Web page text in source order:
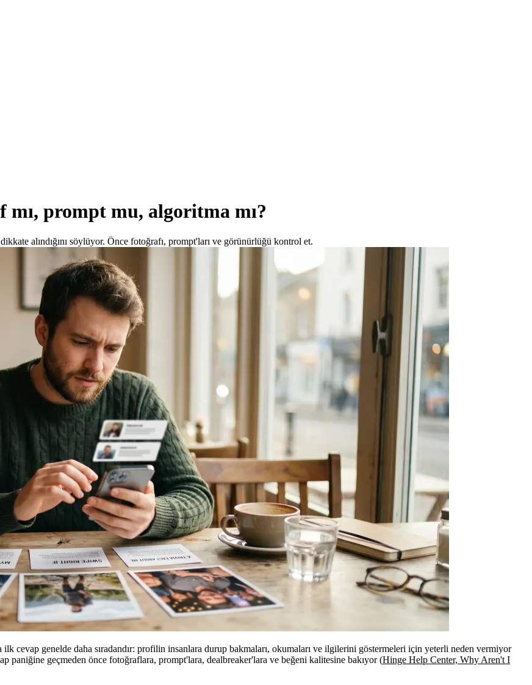
prompt mu, algoritma mı?
alındığını söylüyor. Önce fotoğrafı, prompt'ları ve görünürlüğü kontrol et.
cevap genelde daha sıradandır: profilin insanlara durup bakmaları, okumaları ve ilgilerini göstermeleri için yeterli neden vermiyor
paniğine geçmeden önce fotoğraflara, prompt'lara, dealbreaker'lara ve beğeni kalitesine bakıyor (Hinge Help Center, Why Aren't I